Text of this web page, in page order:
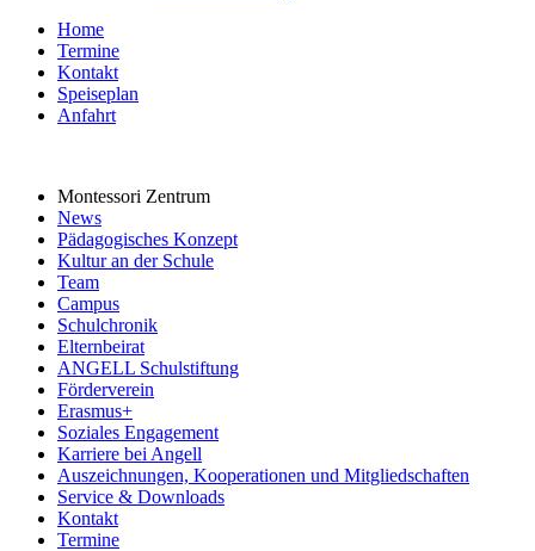
Home
Termine
Kontakt
Speiseplan
Anfahrt
Montessori Zentrum
News
Pädagogisches Konzept
Kultur an der Schule
Team
Campus
Schulchronik
Elternbeirat
ANGELL Schulstiftung
Förderverein
Erasmus+
Soziales Engagement
Karriere bei Angell
Auszeichnungen, Kooperationen und Mitgliedschaften
Service & Downloads
Kontakt
Termine